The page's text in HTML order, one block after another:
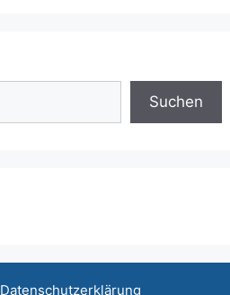
Suchen
Datenschutzerklärung